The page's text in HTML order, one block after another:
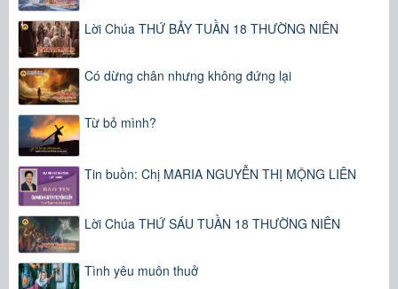
Lời Chúa THỨ BẢY TUẦN 18 THƯỜNG NIÊN
Có dừng chân nhưng không đứng lại
Từ bỏ mình?
Tin buồn: Chị MARIA NGUYỄN THỊ MỘNG LIÊN
Lời Chúa THỨ SÁU TUẦN 18 THƯỜNG NIÊN
Tình yêu muôn thuở